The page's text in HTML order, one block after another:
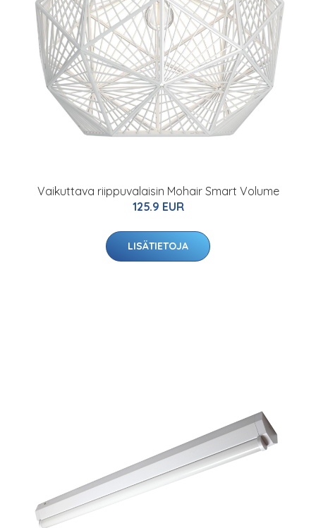
Vaikuttava riippuvalaisin Mohair Smart Volume
125.9 EUR
LISÄTIETOJA